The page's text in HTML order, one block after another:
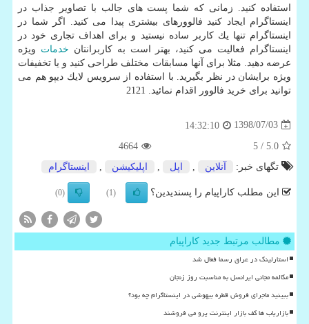
استفاده كنید. زمانی كه شما پست های جالب با تصاویر جذاب در
اینستاگرام ایجاد كنید فالوورهای بیشتری پیدا می كنید. اگر شما در
اینستاگرام تنها یك كاربر ساده نیستید و برای اهداف تجاری خود در
اینستاگرام فعالیت می كنید، بهتر است به كاربرانتان خدمات ویژه
عرضه دهید. مثلا برای آنها مسابقات مختلف طراحی كنید و یا تخفیفات
ویژه برایشان در نظر بگیرید. با استفاده از سرویس لایك دیپو هم می
توانید برای خرید فالوور اقدام نمائید. 2121
1398/07/03
14:32:10
5.0
/ 5
4664
تگهای خبر:
آنلاین اپل اپلیكیشن اینستاگرام
این مطلب کاراپیام را پسندیدین؟ (1)
(0)
مطالب مرتبط جدید کاراپیام
استارلینک در عراق رسما فعال شد
مکالمه مجانی ایرانسل به مناسبت روز زنجان
ببینید ماجرای فروش قطره بیهوشی در اینستاگرام چه بود؟
بازاریاب ها کف بازار اینترنت پرو می فروشند